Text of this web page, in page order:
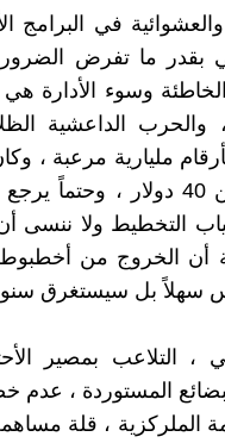
في البرامج
بقدر ما تفرض
وسوء الأدارة
والحرب الداعشية
وأنخفاض سعر البرميل إلى أقل من 40
التخطيط ولا ننسى
أن الخروج من
سهلاً بل سيستغرق
، التلاعب بمصير
المستوردة ، عدم
، قلة